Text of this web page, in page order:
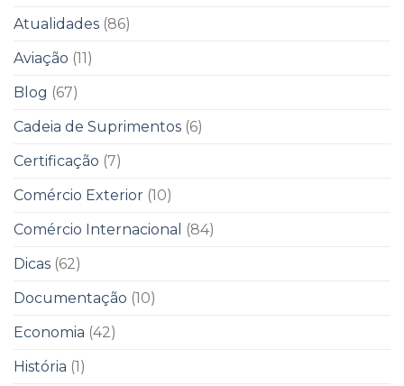
Atualidades (86)
Aviação (11)
Blog (67)
Cadeia de Suprimentos (6)
Certificação (7)
Comércio Exterior (10)
Comércio Internacional
(84)
Dicas (62)
Documentação (10)
Economia (42)
História (1)